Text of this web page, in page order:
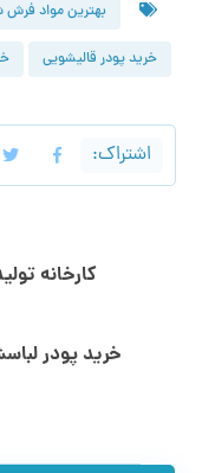
بهترین مواد
خرید پودر قالیشویی
کارخانه
خرید پودر